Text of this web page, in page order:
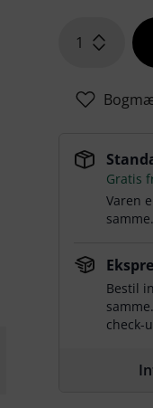
1
Gratis
Varen
samme.
Bestil
check-